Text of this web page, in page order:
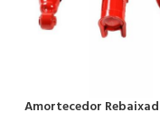
Amortecedor